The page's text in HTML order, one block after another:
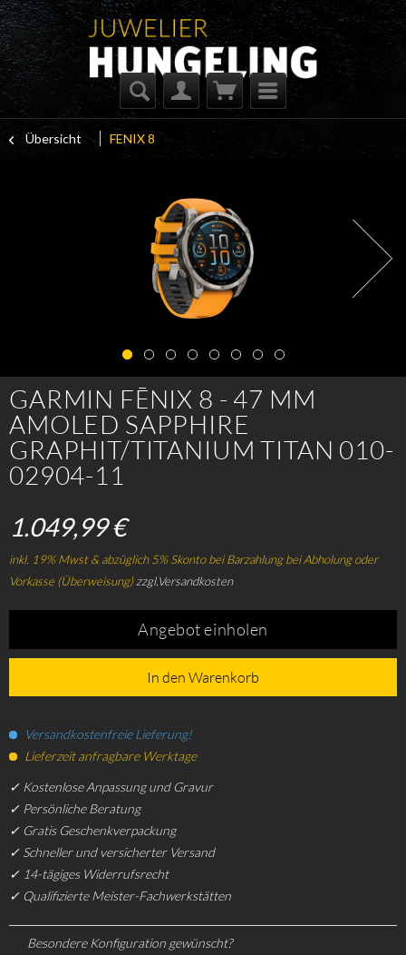
Übersicht FENIX 8
GARMIN FĒNIX 8 - 47 MM
AMOLED SAPPHIRE
GRAPHIT/TITANIUM TITAN 010-
02904-11
1.049,99 €
inkl. 19% Mwst & abzüglich 5% Skonto bei Barzahlung bei Abholung oder
Vorkasse (Überweisung)zzgl.Versandkosten
Angebot einholen
In den Warenkorb
Versandkostenfreie Lieferung!
Lieferzeit anfragbare Werktage
✓ Kostenlose Anpassung und Gravur
✓ Persönliche Beratung
✓ Gratis Geschenkverpackung
✓ Schneller und versicherter Versand
✓ 14-tägiges Widerrufsrecht
✓ Qualifizierte Meister-Fachwerkstätten
Besondere Konfiguration gewünscht?